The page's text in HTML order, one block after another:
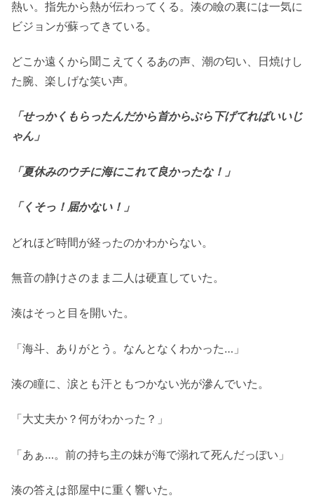
熱い。指先から熱が伝わってくる。湊の瞼の裏には一気に
ビジョンが蘇ってきている。
どこか遠くから聞こえてくるあの声、潮の匂い、日焼けし
た腕、楽しげな笑い声。
「せっかくもらったんだから首からぶら下げてればいいじ
ゃん」
「夏休みのウチに海にこれて良かったな！」
「くそっ！届かない！」
どれほど時間が経ったのかわからない。
無音の静けさのまま二人は硬直していた。
湊はそっと目を開いた。
「海斗、ありがとう。なんとなくわかった…」
湊の瞳に、涙とも汗ともつかない光が滲んでいた。
「大丈夫か？何がわかった？」
「あぁ…。前の持ち主の妹が海で溺れて死んだっぽい」
湊の答えは部屋中に重く響いた。